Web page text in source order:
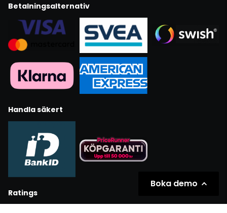
Betalningsalternativ
Handla säkert
Ratings
Boka demo